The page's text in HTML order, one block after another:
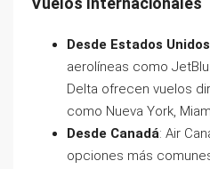
Desde Estados Unidos
aerolíneas como
Delta ofrecen vuelos
como Nueva York,
Desde Canadá: Air
opciones más